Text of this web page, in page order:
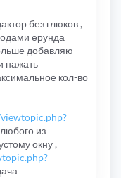
без глюков ,
ерунда
добавляю
нажать
кол-во
из
окну ,